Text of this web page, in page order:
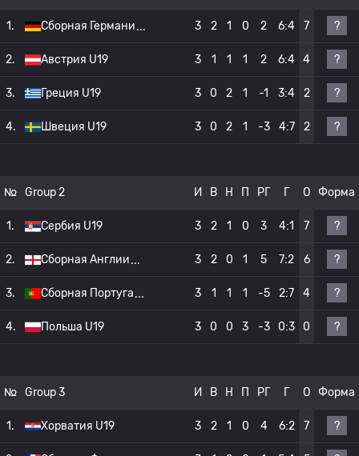
1. Сборная Германи 3 2 1 0 2 6:4 7 ?
2. Австрия U19 3 1 1 1 2 6:4 4 ?
3. Греция U19 3 0 2 1 -1 3:4 2 ?
4. Швеция U19 3 0 2 1 -3 4:7 2 ?
№ Group 2 И В Н П РГ Г О Форма
1. Сербия U19 3 2 1 0 3 4:1 7 ?
2. Сборная Англии 3 2 0 1 5 7:2 6 ?
3. Сборная Португа 3 1 1 1 -5 2:7 4 ?
4. Польша U19 3 0 0 3 -3 0:3 0 ?
№ Group 3 И В Н П РГ Г О Форма
1. Хорватия U19 3 2 1 0 4 6:2 7 ?